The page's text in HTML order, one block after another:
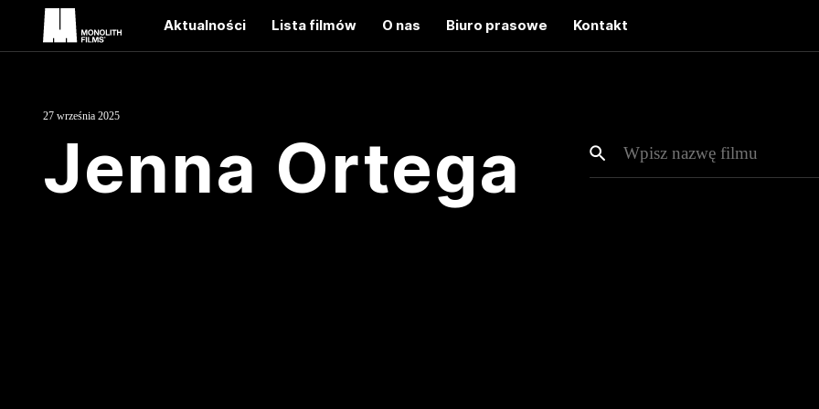
Aktualności Lista filmów O nas Biuro prasowe Kontakt
27 września 2025
Jenna Ortega